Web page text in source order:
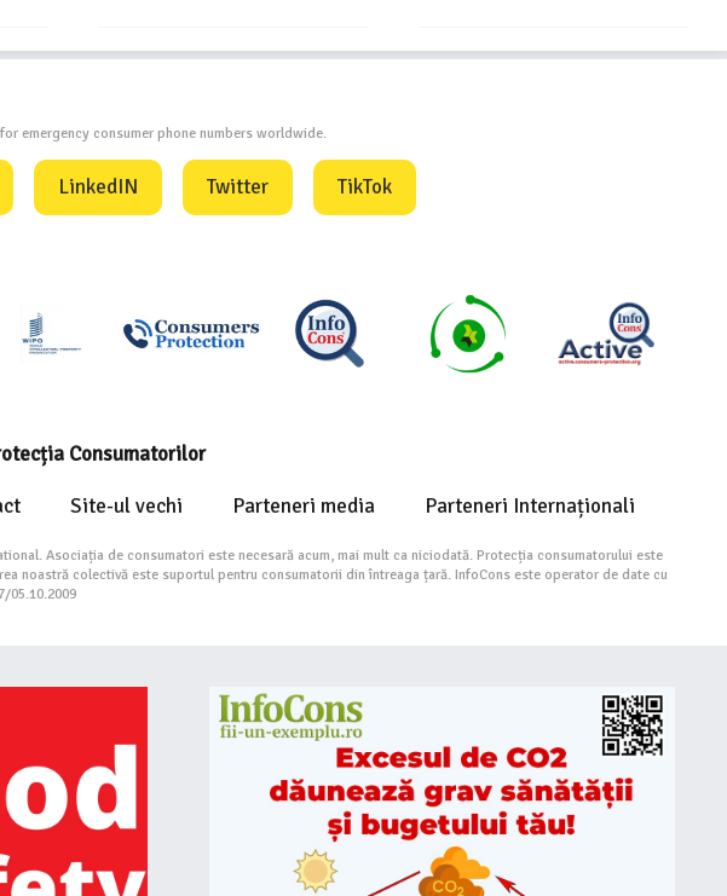
emergency consumer phone numbers worldwide.
LinkedIN Twitter TikTok
Consumatorilor
Site-ul vechi Parteneri media Parteneri Internaționali
Asociația de consumatori este necesară acum, mai mult ca niciodată. Protecția consumatorului este
noastră colectivă este suportul pentru consumatorii din întreaga țară. InfoCons este operator de date cu
05.10.2009